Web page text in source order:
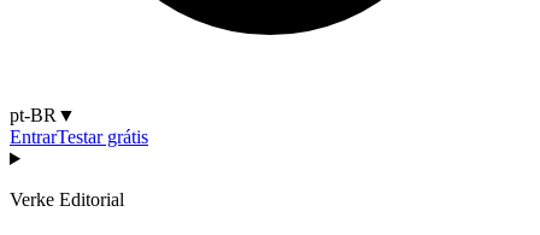
pt-BR ▼
EntrarTestar grátis
Verke Editorial